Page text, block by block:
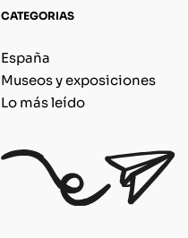
CATEGORIAS
España
Museos y exposiciones
Lo más leído